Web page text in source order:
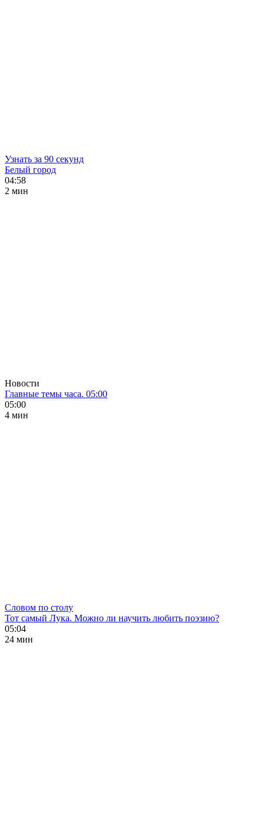
Узнать за 90 секунд
Белый город
04:58
2 мин
Новости
Главные темы часа. 05:00
05:00
4 мин
Словом по столу
Тот самый Лука. Можно ли научить любить поэзию?
05:04
24 мин